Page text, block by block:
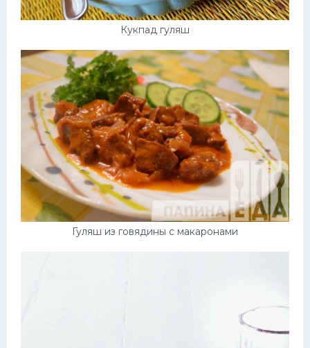
Кукпад гуляш
Гуляш из говядины с макаронами